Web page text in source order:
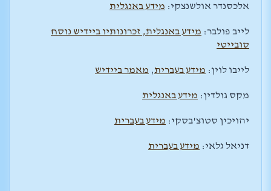
אלכסנדר אולשנצקי: מידע באנגלית
לייב פולבר: מידע באנגלית, זכרונותיו ביידיש נוסח
סובייטי
לייבו לוין: מידע בעברית, מאמר ביידיש
מקס גולדין: מידע באנגלית
יהויכין סטוצ'בסקי: מידע בעברית
דניאל גלאי: מידע בעברית